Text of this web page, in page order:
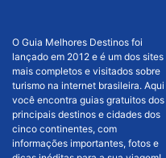
O Guia Melhores Destinos foi
lançado em 2012 e é um dos sites
mais completos e visitados sobre
turismo na internet brasileira. Aqui
você encontra guias gratuitos dos
principais destinos e cidades dos
cinco continentes, com
informações importantes, fotos e